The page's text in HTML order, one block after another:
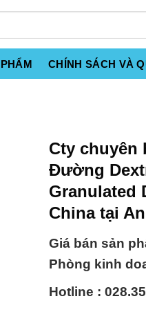
CHÍNH SÁCH VÀ
Cty chuyên
Đường
Granulated
China tại
Giá bán sản
Phòng kinh
Hotline :